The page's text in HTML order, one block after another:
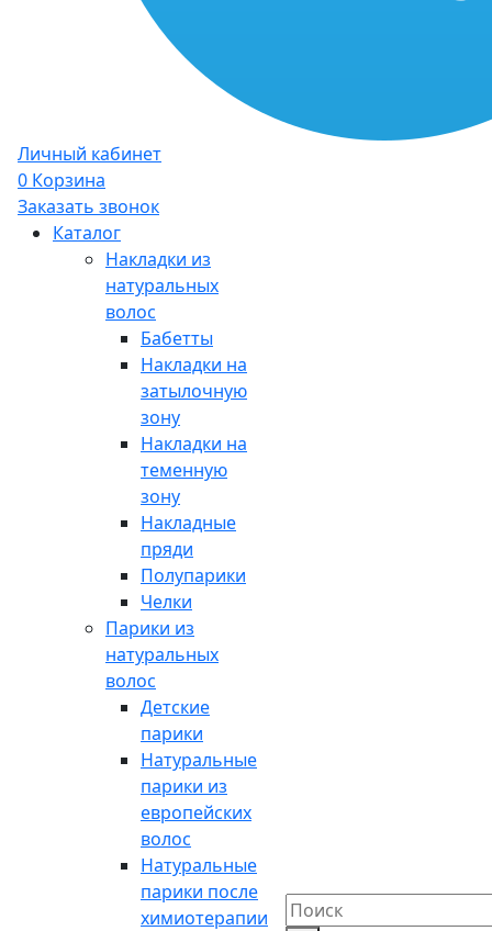
Личный кабинет
0 Корзина
Заказать звонок
Каталог
Накладки из
натуральных
волос
Бабетты
Накладки на
затылочную
зону
Накладки на
теменную
зону
Накладные
пряди
Полупарики
Челки
Парики из
натуральных
волос
Детские
парики
Натуральные
парики из
европейских
волос
Натуральные
парики после
химиотерапии